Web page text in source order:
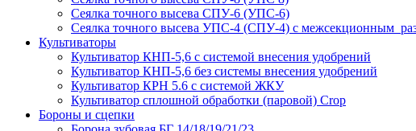
Сеялка точного высева СПУ-6 (УПС-6)
Сеялка точного высева УПС-4 (СПУ-4) с межсекционным
Культиваторы
Культиватор КНП-5,6 с системой внесения удобрений
Культиватор КНП-5,6 без системы внесения удобрений
Культиватор КРН 5.6 с системой ЖКУ
Культиватор сплошной обработки (паровой) Crop
Бороны и сцепки